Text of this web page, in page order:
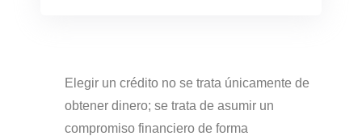
Elegir un crédito no se trata únicamente de
obtener dinero; se trata de asumir un
compromiso financiero de forma